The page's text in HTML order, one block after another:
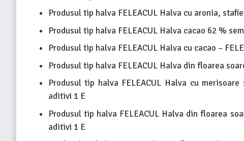
Produsul tip halva FELEACUL Halva cu aronia,
Produsul tip halva FELEACUL Halva cacao 62 %
Produsul tip halva FELEACUL Halva cu cacao –
Produsul tip halva FELEACUL Halva din floarea
Produsul tip halva FELEACUL Halva cu
aditivi 1 E
Produsul tip halva FELEACUL Halva din floarea
aditivi 1 E